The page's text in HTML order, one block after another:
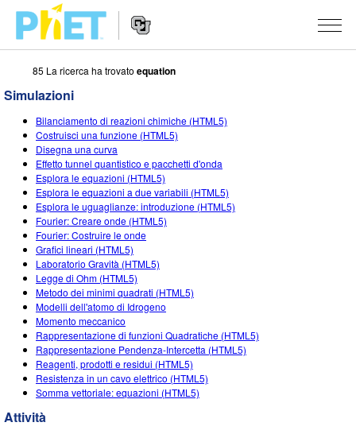
Ricerca
sito
PhET
Web
SIMULAZIONI
Tutte le simulazioni
Fisica
Matematica e statistica
Chimica
Terra e Spazio
Biologia
Simulazione tradotte
Customizable Sims
STUDIO
About Studio
Customizable Sims
Inizia una prova gratuita
Acquista una licenza
INSEGNAMENTO
Attività
Contribuisci con una Attività
Linee guida per i contributi alle attività
Workshop virtuali
Professional Learning with PhET
Teaching with PhET
RICERCHE
INIZIATIVE
Progettazione inclusiva
PhET Global
Padronanza dei dati (Data Fluency)
DEIB nelle STEM
SceneryStack OSE
Rapporto sull'impatto.
ENTRA / REGISTRATI
ENTRA / REGISTRATI
85 La ricerca ha trovato equation
Simulazioni
Bilanciamento di reazioni chimiche (HTML5)
Costruisci una funzione (HTML5)
Disegna una curva
Effetto tunnel quantistico e pacchetti d'onda
Esplora le equazioni (HTML5)
Esplora le equazioni a due variabili (HTML5)
Esplora le uguaglianze: introduzione (HTML5)
Fourier: Creare onde (HTML5)
Fourier: Costruire le onde
Grafici lineari (HTML5)
Laboratorio Gravità (HTML5)
Legge di Ohm (HTML5)
Metodo dei minimi quadrati (HTML5)
Modelli dell'atomo di Idrogeno
Momento meccanico
Rappresentazione di funzioni Quadratiche (HTML5)
Rappresentazione Pendenza-Intercetta (HTML5)
Reagenti, prodotti e residui (HTML5)
Resistenza in un cavo elettrico (HTML5)
Somma vettoriale: equazioni (HTML5)
Attività